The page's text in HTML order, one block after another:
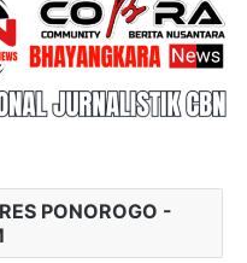
PONOROGO -